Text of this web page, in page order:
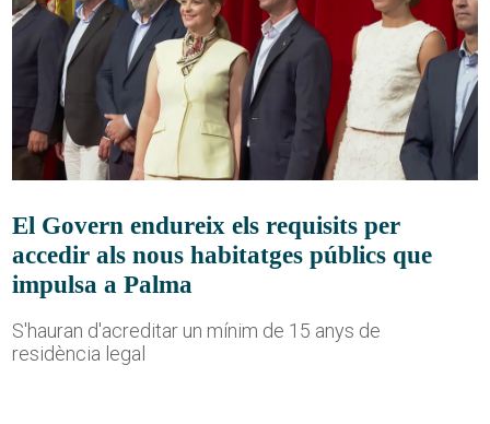
El Govern endureix els requisits per
accedir als nous habitatges públics que
impulsa a Palma
S'hauran d'acreditar un mínim de 15 anys de
residència legal